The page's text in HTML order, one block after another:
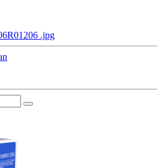
.jpg